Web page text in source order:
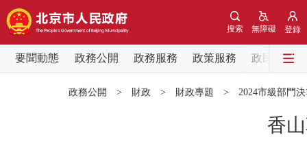
登錄
無障礙
搜索
要聞動態 政務公開 政務服務 政策服務
政民互動
政務公開 > 財政 > 財政專題 > 2024市級部門
香